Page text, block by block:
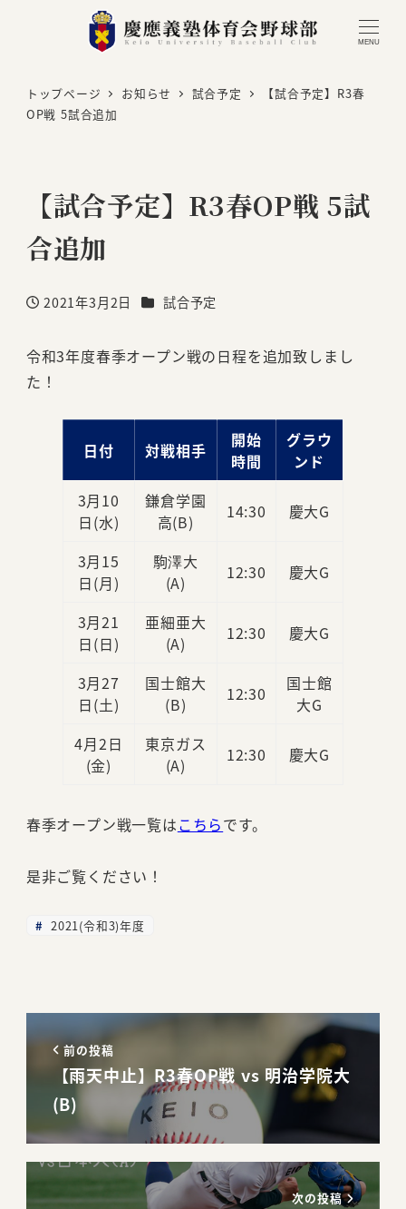
MENU
トップページ お知らせ 試合予定
【試合予定】R3春
OP戦 5試合追加
【試合予定】R3春OP戦 5試
合追加
投稿日
2021年3月2日 カテゴリー
試合予定
令和3年度春季オープン戦の日程を追加致しまし
た！
日付 対戦相手
開始
時間
グラウ
ンド
3月10
日(水)
鎌倉学園
高(B)
14:30 慶大G
3月15
日(月)
駒澤大
(A)
12:30 慶大G
3月21
日(日)
亜細亜大
(A)
12:30 慶大G
3月27
日(土)
国士館大
(B)
12:30
国士館
大G
4月2日
(金)
東京ガス
(A)
12:30 慶大G
春季オープン戦一覧はこちらです。
是非ご覧ください！
2021(令和3)年度
前の投稿
【雨天中止】R3春OP戦 vs 明治学院大
(B)
次の投稿